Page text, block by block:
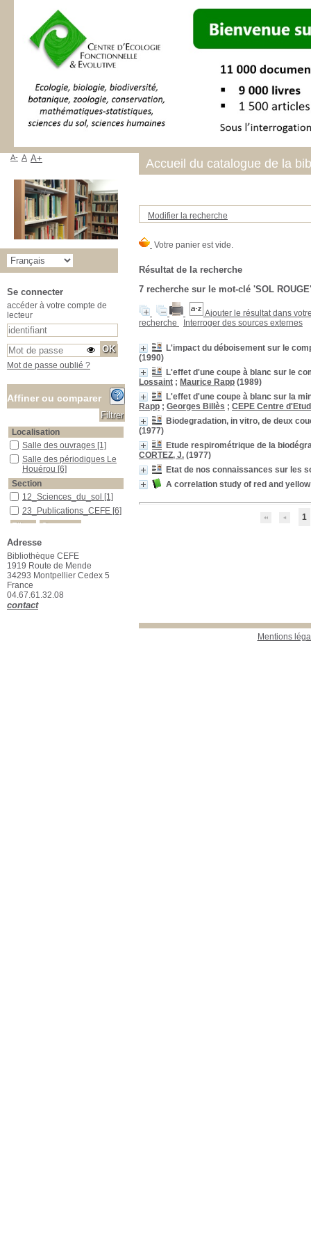
Modifier la recherche
Résultat de la recherche
7 recherche sur le mot-clé 'SOL ROUGE'
Ajouter le résultat dans
recherche
Interroger des sources externes
L'impact du déboisement sur le
(1990)
L'effet d'une coupe à blanc sur le
Lossaint ; Maurice Rapp (1989)
L'effet d'une coupe à blanc sur la
Rapp ; Georges Billès ; CEPE Centre
Biodegradation, in vitro, de deux
(1977)
Etude respirométrique de la
CORTEZ, J. (1977)
Etat de nos connaissances sur les
A correlation study of red and
1
Mentions
Accueil du catalogue de la
A- A A+
Se connecter
accéder à votre compte de
lecteur
Mot de passe oublié ?
Affiner ou comparer
Localisation
Salle des ouvrages
Salle des ouvrages [1]
Salle des périodiques Le Houérou
Salle des périodiques Le
Houérou [6]
Section
12_Sciences_du_sol
12_Sciences_du_sol [1]
23_Publications_CEFE
23_Publications_CEFE [6]
Adresse
Bibliothèque CEFE
1919 Route de Mende
34293 Montpellier Cedex 5
France
04.67.61.32.08
contact